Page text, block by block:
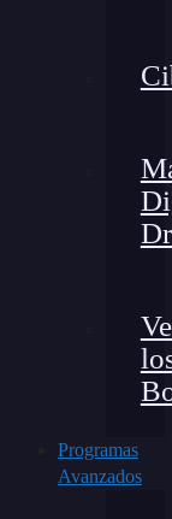
Programas
Avanzados